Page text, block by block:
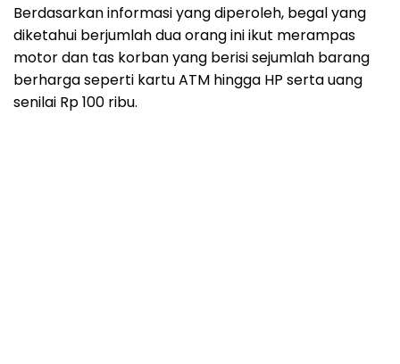
Berdasarkan informasi yang diperoleh, begal yang
diketahui berjumlah dua orang ini ikut merampas
motor dan tas korban yang berisi sejumlah barang
berharga seperti kartu ATM hingga HP serta uang
senilai Rp 100 ribu.